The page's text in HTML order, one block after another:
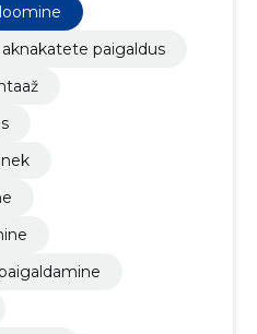
aknakatete paigaldus